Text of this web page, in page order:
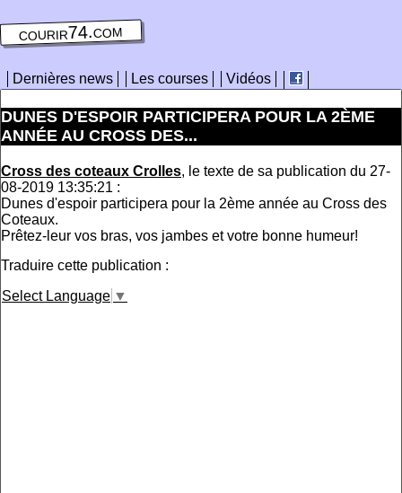
courir74.com
Dernières news Les courses Vidéos
DUNES D'ESPOIR PARTICIPERA POUR LA 2ÈME
ANNÉE AU CROSS DES...
Cross des coteaux Crolles, le texte de sa publication du 27-
08-2019 13:35:21 :
Dunes d'espoir participera pour la 2ème année au Cross des
Coteaux.
Prêtez-leur vos bras, vos jambes et votre bonne humeur!
Traduire cette publication :
Select Language ▼